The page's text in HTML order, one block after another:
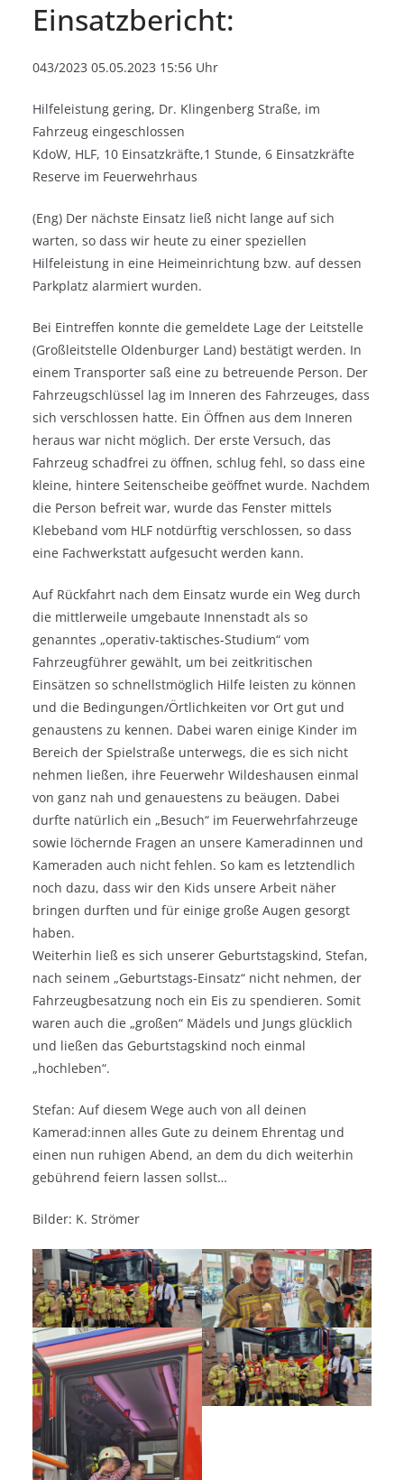
Einsatzbericht:
043/2023 05.05.2023 15:56 Uhr
Hilfeleistung gering, Dr. Klingenberg Straße, im
Fahrzeug eingeschlossen
KdoW, HLF, 10 Einsatzkräfte,1 Stunde, 6 Einsatzkräfte
Reserve im Feuerwehrhaus
(Eng) Der nächste Einsatz ließ nicht lange auf sich
warten, so dass wir heute zu einer speziellen
Hilfeleistung in eine Heimeinrichtung bzw. auf dessen
Parkplatz alarmiert wurden.
Bei Eintreffen konnte die gemeldete Lage der Leitstelle
(Großleitstelle Oldenburger Land) bestätigt werden. In
einem Transporter saß eine zu betreuende Person. Der
Fahrzeugschlüssel lag im Inneren des Fahrzeuges, dass
sich verschlossen hatte. Ein Öffnen aus dem Inneren
heraus war nicht möglich. Der erste Versuch, das
Fahrzeug schadfrei zu öffnen, schlug fehl, so dass eine
kleine, hintere Seitenscheibe geöffnet wurde. Nachdem
die Person befreit war, wurde das Fenster mittels
Klebeband vom HLF notdürftig verschlossen, so dass
eine Fachwerkstatt aufgesucht werden kann.
Auf Rückfahrt nach dem Einsatz wurde ein Weg durch
die mittlerweile umgebaute Innenstadt als so
genanntes „operativ-taktisches-Studium“ vom
Fahrzeugführer gewählt, um bei zeitkritischen
Einsätzen so schnellstmöglich Hilfe leisten zu können
und die Bedingungen/Örtlichkeiten vor Ort gut und
genaustens zu kennen. Dabei waren einige Kinder im
Bereich der Spielstraße unterwegs, die es sich nicht
nehmen ließen, ihre Feuerwehr Wildeshausen einmal
von ganz nah und genauestens zu beäugen. Dabei
durfte natürlich ein „Besuch“ im Feuerwehrfahrzeuge
sowie löchernde Fragen an unsere Kameradinnen und
Kameraden auch nicht fehlen. So kam es letztendlich
noch dazu, dass wir den Kids unsere Arbeit näher
bringen durften und für einige große Augen gesorgt
haben.
Weiterhin ließ es sich unserer Geburtstagskind, Stefan,
nach seinem „Geburtstags-Einsatz“ nicht nehmen, der
Fahrzeugbesatzung noch ein Eis zu spendieren. Somit
waren auch die „großen“ Mädels und Jungs glücklich
und ließen das Geburtstagskind noch einmal
„hochleben“.
Stefan: Auf diesem Wege auch von all deinen
Kamerad:innen alles Gute zu deinem Ehrentag und
einen nun ruhigen Abend, an dem du dich weiterhin
gebührend feiern lassen sollst…
Bilder: K. Strömer